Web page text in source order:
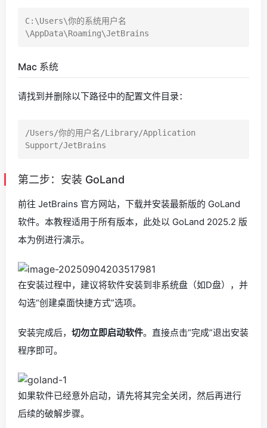
C:\Users\你的系统用户名
Mac 系统
请找到并删除以下路径中的配置文件目录：
/Users/你的用户名/Library/Application
第二步：安装 GoLand
前往 JetBrains 官方网站，下载并安装最新版的 GoLand
软件。本教程适用于所有版本，此处以 GoLand 2025.2 版
本为例进行演示。
在安装过程中，建议将软件安装到非系统盘（如D盘），并
勾选“创建桌面快捷方式”选项。
安装完成后， 切勿立即启动软件。直接点击“完成”退出安装
程序即可。
如果软件已经意外启动，请先将其完全关闭，然后再进行
后续的破解步骤。